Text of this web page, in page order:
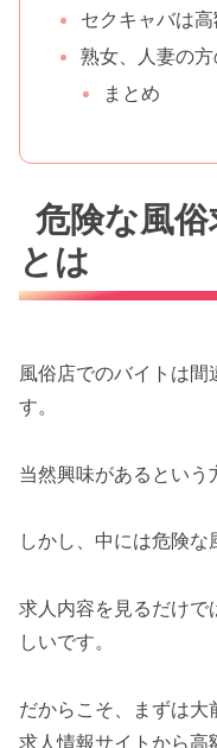
セクキャバは
熟女、人妻の
まとめ
危険な風
とは
風俗店でのバイトは間
す。
当然興味があるという
しかし、中には危険な
求人内容を見るだけで
しいです。
だからこそ、まずは大
求人情報サイトから高